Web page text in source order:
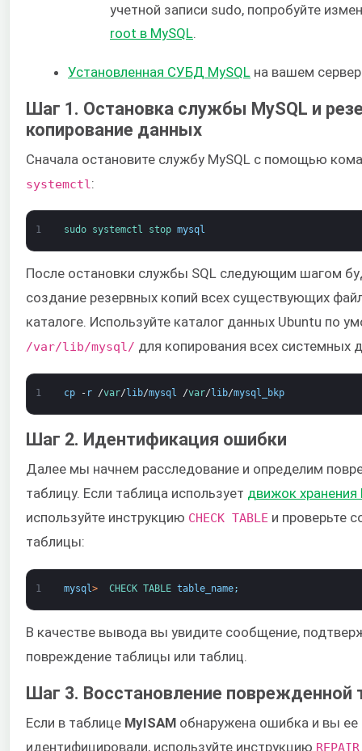
учетной записи sudo, попробуйте
root в MySQL.
Установленная СУБД MySQL на вашем
Шаг 1. Остановка службы MySQL и
копирование данных
Сначала остановите службу MySQL с помощью
systemctl :
1 sudo systemctl stop mysql
После остановки службы SQL следующим шагом
создание резервных копий всех существующих
каталоге. Используйте каталог данных Ubuntu по
/var/lib/mysql/ для копирования всех системных
1 cp - r /var/lib/mysql /var/lib/mysql_bkp
Шаг 2. Идентификация ошибки
Далее мы начнем расследование и определим
таблицу. Если таблица использует движок хранения
используйте инструкцию CHECK TABLE и проверьте
таблицы:
1 mysql > CHECK TABLE table_name;
В качестве вывода вы увидите сообщение,
повреждение таблицы или таблиц.
Шаг 3. Восстановление поврежденной
Если в таблице MyISAM обнаружена ошибка и вы ее
идентифицировали, используйте инструкцию